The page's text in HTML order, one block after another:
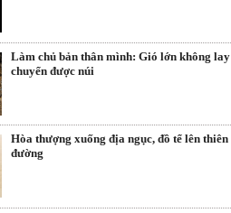
Làm chủ bản thân mình: Gió lớn không lay
chuyển được núi
Hòa thượng xuống địa ngục, đồ tể lên thiên
đường